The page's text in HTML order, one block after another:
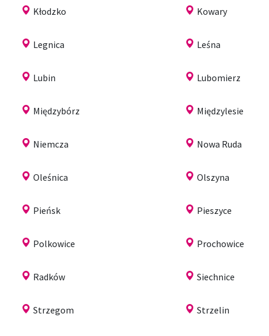
Kłodzko Kowary
Legnica Leśna
Lubin Lubomierz
Międzybórz Międzylesie
Niemcza Nowa Ruda
Oleśnica Olszyna
Pieńsk Pieszyce
Polkowice Prochowice
Radków Siechnice
Strzegom Strzelin